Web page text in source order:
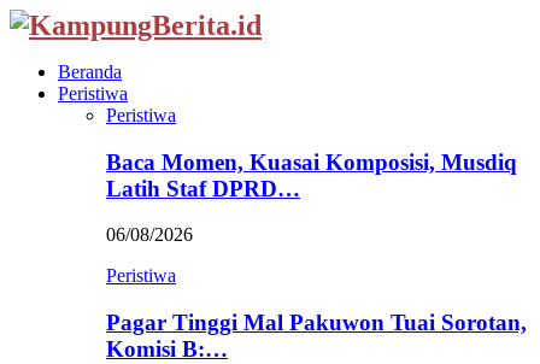
Beranda
Peristiwa
Peristiwa
Baca Momen, Kuasai Komposisi, Musdiq
Latih Staf DPRD…
06/08/2026
Peristiwa
Pagar Tinggi Mal Pakuwon Tuai Sorotan,
Komisi B:…